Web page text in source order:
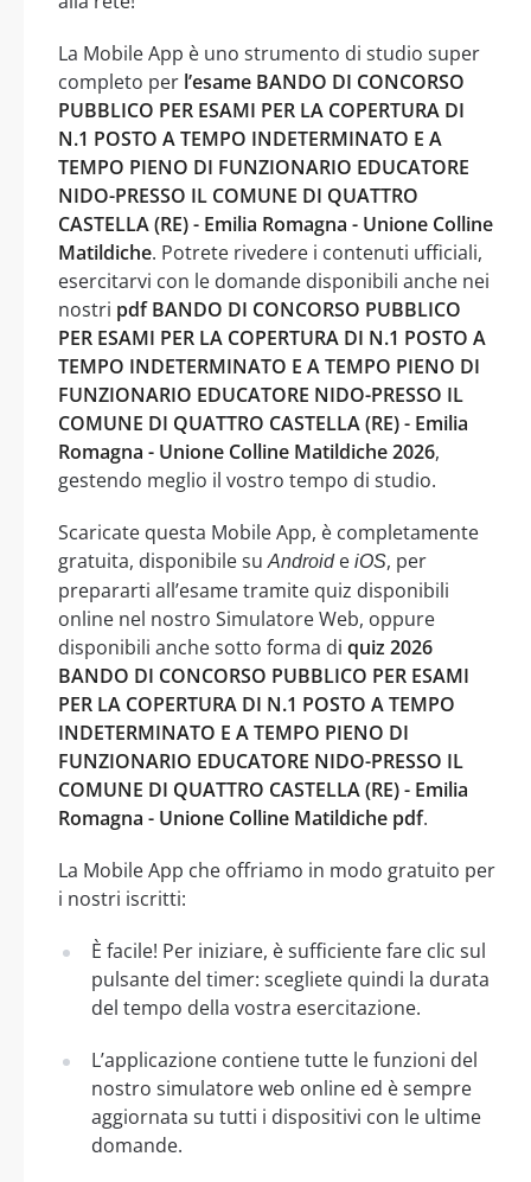
La Mobile App è uno strumento di studio super
completo per l’esame BANDO DI CONCORSO
PUBBLICO PER ESAMI PER LA COPERTURA DI
N.1 POSTO A TEMPO INDETERMINATO E A
TEMPO PIENO DI FUNZIONARIO EDUCATORE
NIDO-PRESSO IL COMUNE DI QUATTRO
CASTELLA (RE) - Emilia Romagna - Unione Colline
Matildiche. Potrete rivedere i contenuti ufficiali,
esercitarvi con le domande disponibili anche nei
nostri pdf BANDO DI CONCORSO PUBBLICO
PER ESAMI PER LA COPERTURA DI N.1 POSTO A
TEMPO INDETERMINATO E A TEMPO PIENO DI
FUNZIONARIO EDUCATORE NIDO-PRESSO IL
COMUNE DI QUATTRO CASTELLA (RE) - Emilia
Romagna - Unione Colline Matildiche 2026,
gestendo meglio il vostro tempo di studio.
Scaricate questa Mobile App, è completamente
gratuita, disponibile suAndroide iOS, per
prepararti all’esame tramite quiz disponibili
online nel nostro Simulatore Web, oppure
disponibili anche sotto forma di quiz 2026
BANDO DI CONCORSO PUBBLICO PER ESAMI
PER LA COPERTURA DI N.1 POSTO A TEMPO
INDETERMINATO E A TEMPO PIENO DI
FUNZIONARIO EDUCATORE NIDO-PRESSO IL
COMUNE DI QUATTRO CASTELLA (RE) - Emilia
Romagna - Unione Colline Matildiche pdf.
La Mobile App che offriamo in modo gratuito per
i nostri iscritti:
È facile! Per iniziare, è sufficiente fare clic sul
pulsante del timer: scegliete quindi la durata
del tempo della vostra esercitazione.
L’applicazione contiene tutte le funzioni del
nostro simulatore web online ed è sempre
aggiornata su tutti i dispositivi con le ultime
domande.